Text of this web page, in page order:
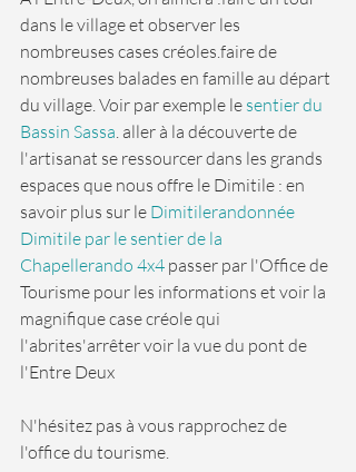
dans le village et observer les
nombreuses cases créoles.faire de
nombreuses balades en famille au départ
du village. Voir par exemple le sentier du
Bassin Sassa. aller à la découverte de
l'artisanat se ressourcer dans les grands
espaces que nous offre le Dimitile : en
savoir plus sur le Dimitilerandonnée
Dimitile par le sentier de la
Chapellerando 4x4 passer par l'Office de
Tourisme pour les informations et voir la
magnifique case créole qui
l'abrites'arrêter voir la vue du pont de
l'Entre Deux
N'hésitez pas à vous rapprochez de
l'office du tourisme.